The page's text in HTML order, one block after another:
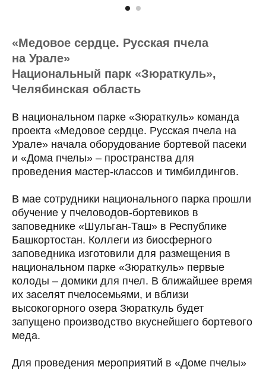
«Медовое сердце. Русская пчела
на Урале»
Национальный парк «Зюраткуль»,
Челябинская область
В национальном парке «Зюраткуль» команда
проекта «Медовое сердце. Русская пчела на
Урале» начала оборудование бортевой пасеки
и «Дома пчелы» – пространства для
проведения мастер-классов и тимбилдингов.
В мае сотрудники национального парка прошли
обучение у пчеловодов-бортевиков в
заповеднике «Шульган-Таш» в Республике
Башкортостан. Коллеги из биосферного
заповедника изготовили для размещения в
национальном парке «Зюраткуль» первые
колоды – домики для пчел. В ближайшее время
их заселят пчелосемьями, и вблизи
высокогорного озера Зюраткуль будет
запущено производство вкуснейшего бортевого
меда.
Для проведения мероприятий в «Доме пчелы»